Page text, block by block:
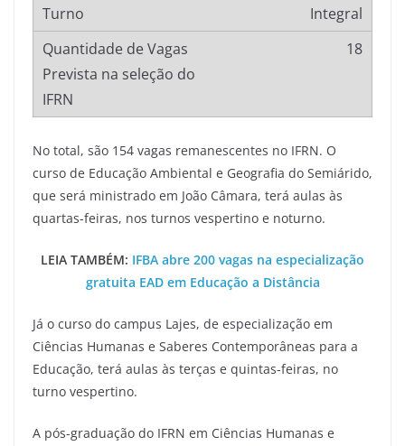
Integral
18
No total, são 154 vagas remanescentes no IFRN. O
curso de Educação Ambiental e Geografia do Semiárido,
que será ministrado em João Câmara, terá aulas às
quartas-feiras, nos turnos vespertino e noturno.
LEIA TAMBÉM: IFBA abre 200 vagas na especialização
gratuita EAD em Educação a Distância
Já o curso do campus Lajes, de especialização em
Ciências Humanas e Saberes Contemporâneas para a
Educação, terá aulas às terças e quintas-feiras, no
turno vespertino.
A pós-graduação do IFRN em Ciências Humanas e